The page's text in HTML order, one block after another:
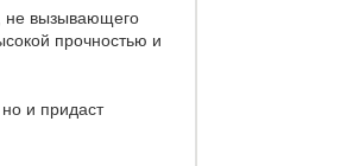
не вызывающего
прочностью и
и придаст